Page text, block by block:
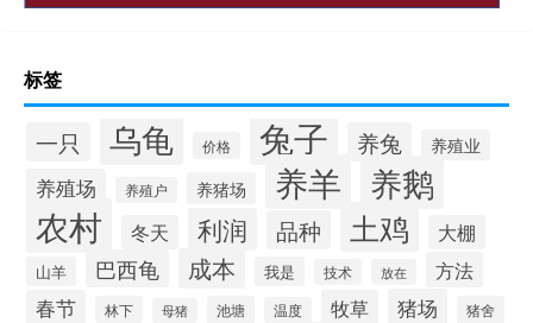
标签
一只 乌龟 价格 兔子 养兔 养殖业
养殖场 养殖户 养猪场 养羊 养鹅
农村 冬天 利润 品种 土鸡 大棚
山羊 巴西龟 成本 我是 技术 放在
方法
春节
林下 母猪 池塘 温度 牧草 猪场 猪舍